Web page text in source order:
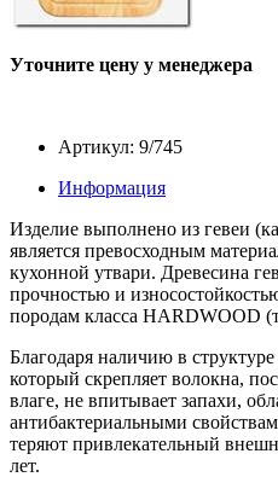
Уточните цену у менеджера
Артикул: 9/745
Информация
Изделие выполнено из гевеи
является превосходным
кухонной утвари. Древесина
прочностью и
породам класса HARDWOOD
Благодаря наличию в
который скрепляет волокна,
влаге, не впитывает запахи,
антибактериальными
теряют привлекательный
лет.